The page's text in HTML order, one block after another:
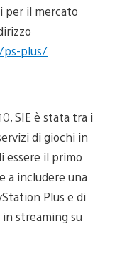
per il mercato
plus/
SIE è stata tra i
di giochi in
essere il primo
a includere una
Plus e di
streaming su